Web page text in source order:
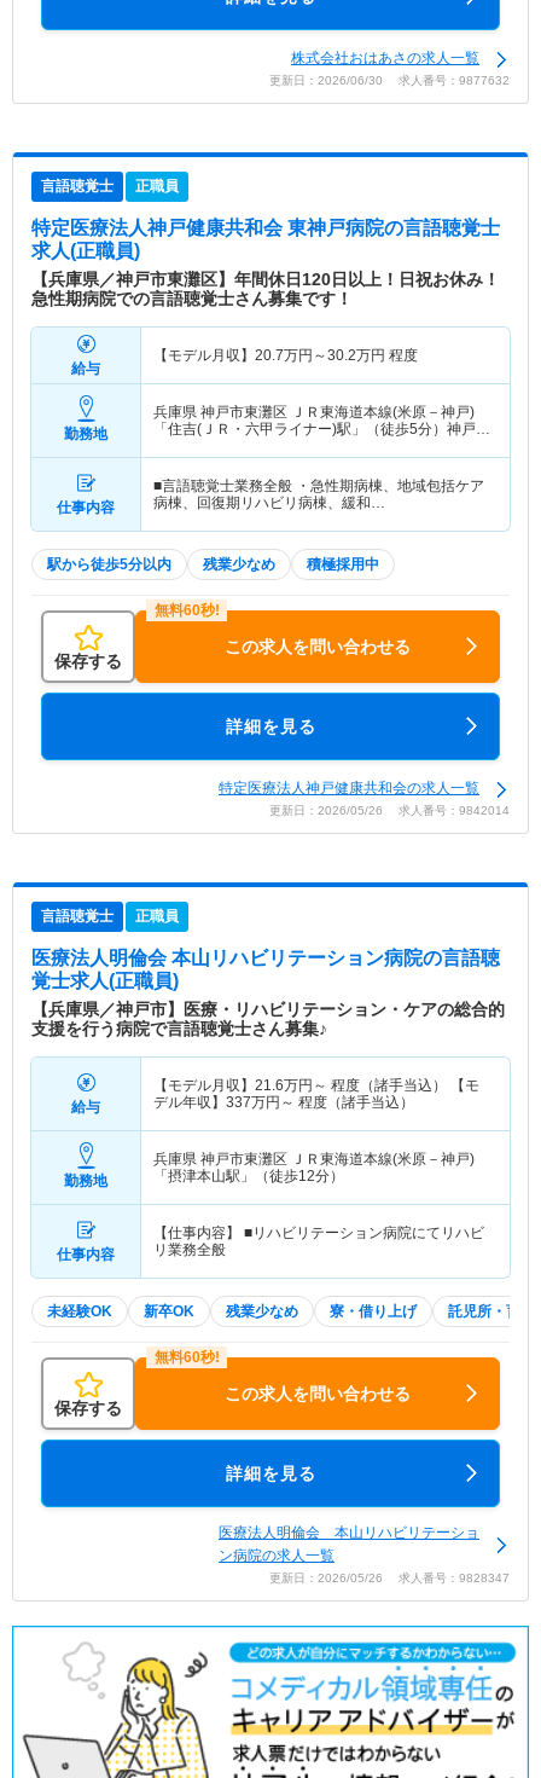
株式会社おはあさの求人一覧
更新日：2026/06/30 求人番号：9877632
言語聴覚士 正職員
特定医療法人神戸健康共和会 東神戸病院の言語聴覚士
求人(正職員)
【兵庫県／神戸市東灘区】年間休日120日以上！日祝お休み！
急性期病院での言語聴覚士さん募集です！
給与
【モデル月収】 20.7万円～30.2万円 程度
勤務地
兵庫県 神戸市東灘区 ＪＲ東海道本線(米原－神戸)
「住吉(ＪＲ・六甲ライナー)駅」（徒歩5分）神戸新
駅」（徒歩5分）
仕事内容
■言語聴覚士業務全般 ・急性期病棟、地域包括ケア
病棟、回復期リハビリ病棟、緩和…
駅から徒歩5分以内 残業少なめ 積極採用中
保存する
この求人を問い合わせる
詳細を見る
特定医療法人神戸健康共和会の求人一覧
更新日：2026/05/26 求人番号：9842014
言語聴覚士 正職員
医療法人明倫会 本山リハビリテーション病院の言語聴
覚士求人(正職員)
【兵庫県／神戸市】医療・リハビリテーション・ケアの総合的
支援を行う病院で言語聴覚士さん募集♪
給与
【モデル月収】 21.6万円～ 程度（諸手当込） 【モ
デル年収】 337万円～ 程度（諸手当込）
勤務地
兵庫県 神戸市東灘区 ＪＲ東海道本線(米原－神戸)
「摂津本山駅」（徒歩12分）
仕事内容
【仕事内容】 ■リハビリテーション病院にてリハビ
リ業務全般
未経験OK 新卒OK 残業少なめ 寮・借り上げ 託児所・育児
保存する
この求人を問い合わせる
詳細を見る
医療法人明倫会 本山リハビリテーショ
ン病院の求人一覧
更新日：2026/05/26 求人番号：9828347